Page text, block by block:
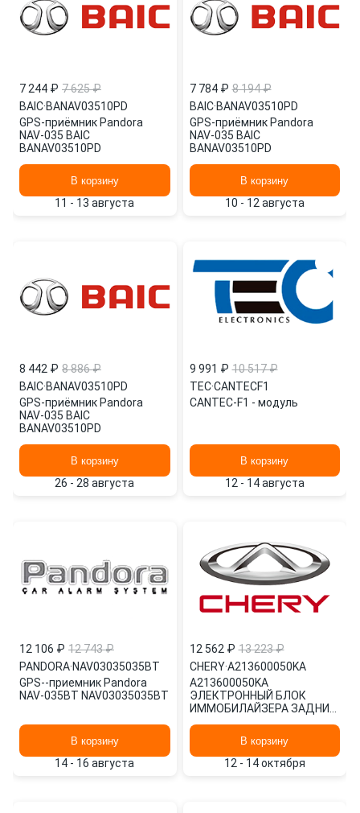
7 244 ₽ 7 625 ₽
BAIC·BANAV03510PD
GPS-приёмник Pandora
NAV-035 BAIC
BANAV03510PD
В корзину
11 - 13 августа
7 784 ₽ 8 194 ₽
BAIC·BANAV03510PD
GPS-приёмник Pandora
NAV-035 BAIC
BANAV03510PD
В корзину
10 - 12 августа
8 442 ₽ 8 886 ₽
BAIC·BANAV03510PD
GPS-приёмник Pandora
NAV-035 BAIC
BANAV03510PD
В корзину
26 - 28 августа
9 991 ₽ 10 517 ₽
TEC·CANTECF1
CANTEC-F1 - модуль
В корзину
12 - 14 августа
12 106 ₽ 12 743 ₽
PANDORA·NAV03035035BT
GPS--приемник Pandora
NAV-035BT NAV03035035BT
В корзину
14 - 16 августа
12 562 ₽ 13 223 ₽
CHERY·A213600050KA
A213600050KA
ЭЛЕКТРОННЫЙ БЛОК
ИММОБИЛАЙЗЕРА ЗАДНИЙ
В корзину
12 - 14 октября